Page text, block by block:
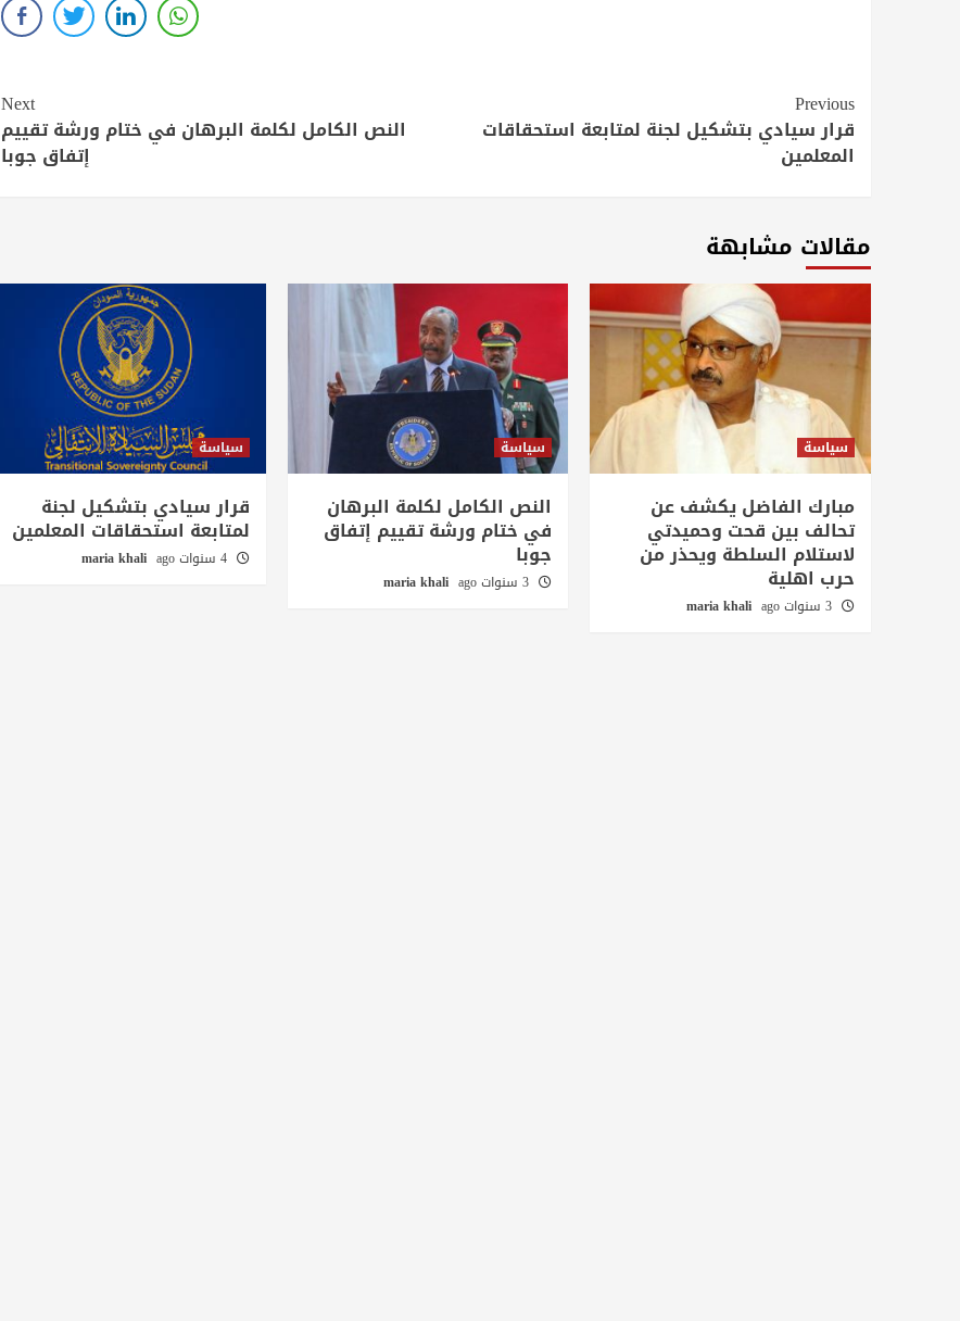
Continue
Reading
Previous
قرار سيادي بتشكيل لجنة لمتابعة استحقاقات
المعلمين
Next
النص الكامل لكلمة البرهان في ختام ورشة تقييم
إتفاق جوبا
مقالات مشابهة
سياسة
مبارك الفاضل يكشف عن
تحالف بين قحت وحميدتي
لاستلام السلطة ويحذر من
حرب اهلية
3 سنوات ago maria khali
سياسة
النص الكامل لكلمة البرهان
في ختام ورشة تقييم إتفاق
جوبا
3 سنوات ago maria khali
سياسة
قرار سيادي بتشكيل لجنة
لمتابعة استحقاقات المعلمين
4 سنوات ago maria khali